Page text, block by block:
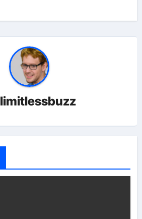
limitlessbuzz